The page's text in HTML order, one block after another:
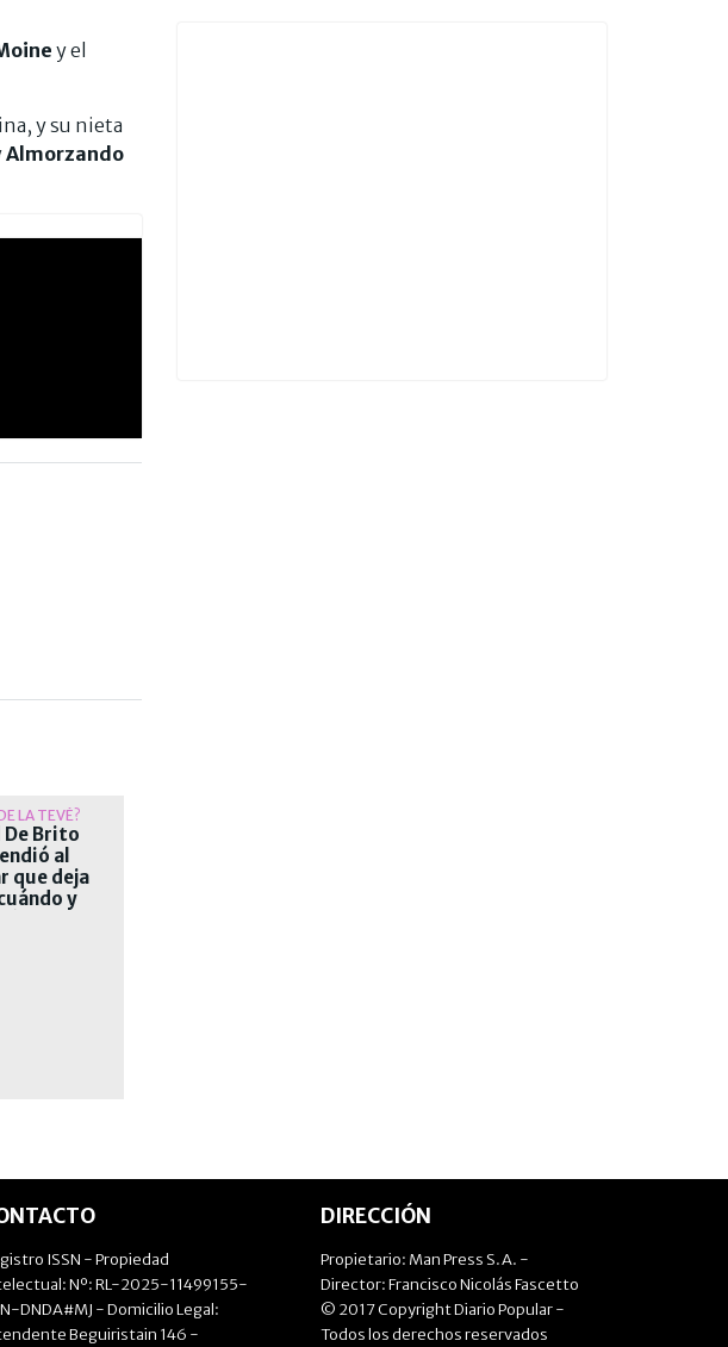
y el
y su nieta
Almorzando
LA TEVÉ?
De Brito
al
que deja
y
ISSN - Propiedad
Nº: RL-2025-11499155-
DNDA#MJ - Domicilio Legal:
Beguiristain 146 -
DIRECCIÓN
Propietario: Man Press S.A. -
Director: Francisco Nicolás Fascetto
© 2017 Copyright Diario Popular -
Todos los derechos reservados